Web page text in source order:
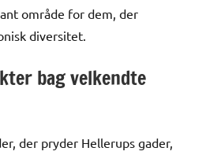
område for dem, der
diversitet.
bag velkendte
der pryder Hellerups gader,